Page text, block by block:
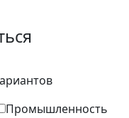
Промышленность